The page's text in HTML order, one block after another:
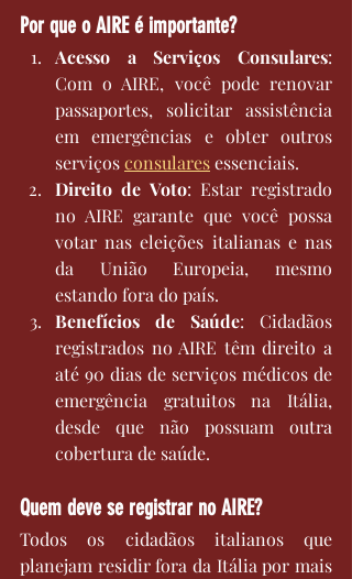
Por que o AIRE é importante?
Acesso a Serviços Consulares:
Com o AIRE, você pode renovar
passaportes, solicitar assistência
em emergências e obter outros
serviços consulares essenciais.
Direito de Voto: Estar registrado
no AIRE garante que você possa
votar nas eleições italianas e nas
da União Europeia, mesmo
estando fora do país.
Benefícios de Saúde: Cidadãos
registrados no AIRE têm direito a
até 90 dias de serviços médicos de
emergência gratuitos na Itália,
desde que não possuam outra
cobertura de saúde.
Quem deve se registrar no AIRE?
Todos os cidadãos italianos que
planejam residir fora da Itália por mais